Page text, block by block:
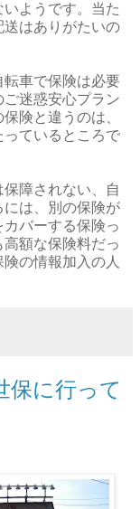
ようです。当た
送はありがたいの
車で保険は必要
迷惑安心プラン
険と違うのは、
ているところで
障されない、自
は、別の保険が
バーする保険っ
額な保険料だっ
の情報加入の人
保に行って